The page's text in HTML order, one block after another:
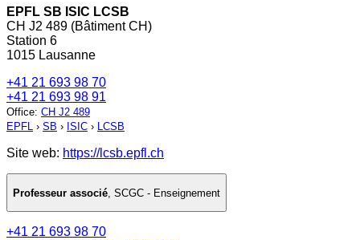
EPFL SB ISIC LCSB
CH J2 489 (Bâtiment CH)
Station 6
1015 Lausanne
+41 21 693 98 70
+41 21 693 98 91
Office: CH J2 489
EPFL › SB › ISIC › LCSB
Site web: https://lcsb.epfl.ch
Professeur associé SCGC - Enseignement
+41 21 693 98 70